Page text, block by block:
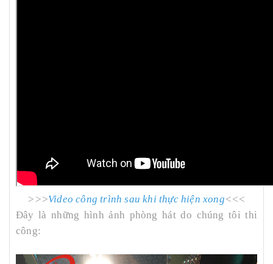
>>>Video công trình sau khi thực hiện xong<<<
Đây là những hình ảnh phòng hát do chúng tôi thi
công: